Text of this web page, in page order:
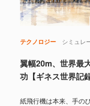
テクノロジー シミュレ
翼幅20m、世界最
功【ギネス世界記録
紙飛行機は本来、手の